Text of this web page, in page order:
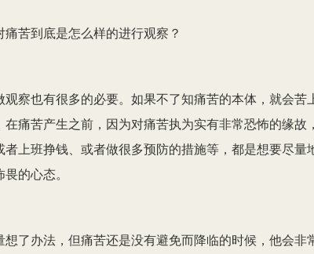
痛苦到底是怎么样的进行观察？
观察也有很多的必要。如果不了知痛苦的本体，就会
在痛苦产生之前，因为对痛苦执为实有非常恐怖的缘
者上班挣钱、或者做很多预防的措施等，都是想要尽
的心态。
想了办法，但痛苦还是没有避免而降临的时候，他会